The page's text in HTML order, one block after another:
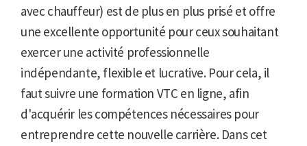
avec chauffeur) est de plus en plus prisé et offre
une excellente opportunité pour ceux souhaitant
exercer une activité professionnelle
indépendante, flexible et lucrative. Pour cela, il
faut suivre une formation VTC en ligne, afin
d'acquérir les compétences nécessaires pour
entreprendre cette nouvelle carrière. Dans cet